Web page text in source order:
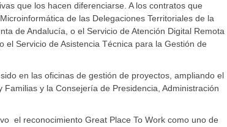
que los hacen diferenciarse. A los contratos que
de las Delegaciones Territoriales de la
de Andalucía, o el Servicio de Atención Digital Remota
Servicio de Asistencia Técnica para la Gestión de
en las oficinas de gestión de proyectos, ampliando el
y la Consejería de Presidencia, Administración
el reconocimiento Great Place To Work como uno de